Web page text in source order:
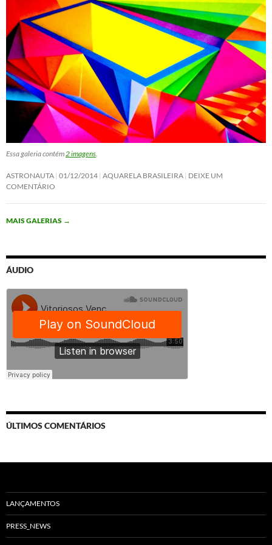
Essa galeria contém2 imagens.
ASTRONAUTA 01/12/2014 AQUARELA BRASILEIRA DEIXE UM
COMENTÁRIO
MAIS GALERIAS →
ÁUDIO
ÚLTIMOS COMENTÁRIOS
LANÇAMENTOS
PRESS_NEWS